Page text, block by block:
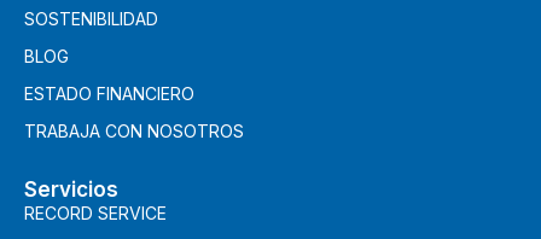
SOSTENIBILIDAD
BLOG
ESTADO FINANCIERO
TRABAJA CON NOSOTROS
Servicios
RECORD SERVICE